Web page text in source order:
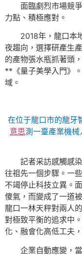
面臨劇烈市場競
力點、積極應對。
2018年，龍口本
夜趨向，選擇研產生
的產物張水瓶抓著頭
**《量子美學入門》
域。
在位于龍口市的龍牙
意思測一臺產業機
記者采訪感觸感
往祖先一個步驟。一
不竭停止科技立異。
傻氣，而變成了一道
龍口一林天秤對兩人
對極致平衡的追求中
化、融會化高低工夫
企業自動應變，